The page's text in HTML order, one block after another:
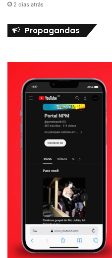
2 dias atrás
Propagandas